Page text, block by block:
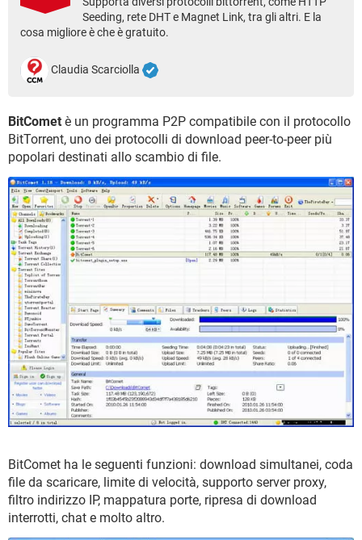
TIKTOK FACEBOOK
HARDWARE
Seeding, rete DHT e Magnet Link, tra gli altri. E la
cosa migliore è che è gratuito.
Claudia Scarciolla
BitComet è un programma P2P compatibile con il protocollo
BitTorrent, uno dei protocolli di download peer-to-peer più
popolari destinati allo scambio di file.
BitComet ha le seguenti funzioni: download simultanei, coda
file da scaricare, limite di velocità, supporto server proxy,
filtro indirizzo IP, mappatura porte, ripresa di download
interrotti, chat e molto altro.